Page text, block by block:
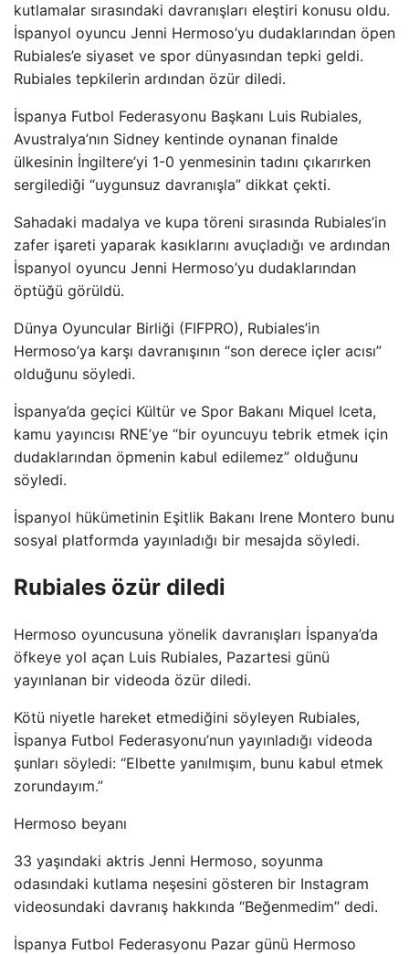
kutlamalar sırasındaki davranışları eleştiri konusu oldu.
İspanyol oyuncu Jenni Hermoso’yu dudaklarından öpen
Rubiales’e siyaset ve spor dünyasından tepki geldi.
Rubiales tepkilerin ardından özür diledi.
İspanya Futbol Federasyonu Başkanı Luis Rubiales,
Avustralya’nın Sidney kentinde oynanan finalde
ülkesinin İngiltere’yi 1-0 yenmesinin tadını çıkarırken
sergilediği “uygunsuz davranışla” dikkat çekti.
Sahadaki madalya ve kupa töreni sırasında Rubiales’in
zafer işareti yaparak kasıklarını avuçladığı ve ardından
İspanyol oyuncu Jenni Hermoso’yu dudaklarından
öptüğü görüldü.
Dünya Oyuncular Birliği (FIFPRO), Rubiales’in
Hermoso’ya karşı davranışının “son derece içler acısı”
olduğunu söyledi.
İspanya’da geçici Kültür ve Spor Bakanı Miquel Iceta,
kamu yayıncısı RNE’ye “bir oyuncuyu tebrik etmek için
dudaklarından öpmenin kabul edilemez” olduğunu
söyledi.
İspanyol hükümetinin Eşitlik Bakanı Irene Montero bunu
sosyal platformda yayınladığı bir mesajda söyledi.
Rubiales özür diledi
Hermoso oyuncusuna yönelik davranışları İspanya’da
öfkeye yol açan Luis Rubiales, Pazartesi günü
yayınlanan bir videoda özür diledi.
Kötü niyetle hareket etmediğini söyleyen Rubiales,
İspanya Futbol Federasyonu’nun yayınladığı videoda
şunları söyledi: “Elbette yanılmışım, bunu kabul etmek
zorundayım.”
Hermoso beyanı
33 yaşındaki aktris Jenni Hermoso, soyunma
odasındaki kutlama neşesini gösteren bir Instagram
videosundaki davranış hakkında “Beğenmedim” dedi.
İspanya Futbol Federasyonu Pazar günü Hermoso